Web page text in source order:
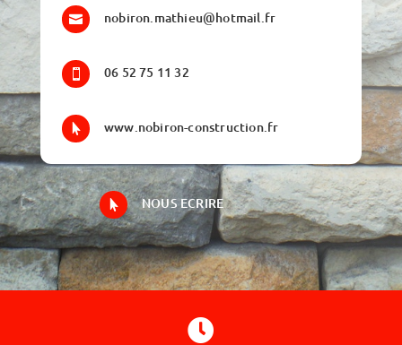
 nobiron.mathieu@hotmail.fr
 06 52 75 11 32
 www.nobiron-construction.fr
 NOUS ECRIRE
